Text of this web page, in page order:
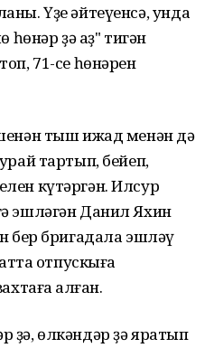
Үҙе әйтеүенсә, унда
һөнәр ҙә аҙ" тигән
71-се һөнәрен
тыш ижад менән дә
тартып, бейеп,
күтәргән. Илсур
эшләгән Данил Яхин
бер бригадала эшләү
отпускыға
ҡалған.
ҙә, өлкәндәр ҙә яратып